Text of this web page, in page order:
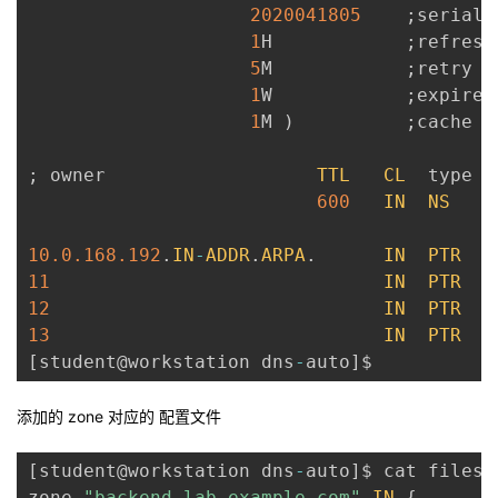
2020041805
; serial
1H ; refresh
5M ; retry
1W ; expire
1M ) ; cache
; owner TTL CL
600
IN NS
10.0 .168 .192 . IN-ADDR. ARPA. IN PTR
11
IN PTR
12
IN PTR
13
IN PTR
[ student@workstation dns - auto]
添加的 zone 对应的 配置文件
[ student@workstation dns - auto] $ cat files